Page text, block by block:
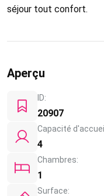
séjour tout confort.
Aperçu
ID:
20907
Capacité d'accueil
4
Chambres:
1
Surface: